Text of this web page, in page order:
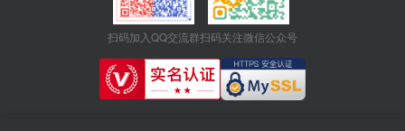
扫码加入QQ交流群扫码关注微信公众号